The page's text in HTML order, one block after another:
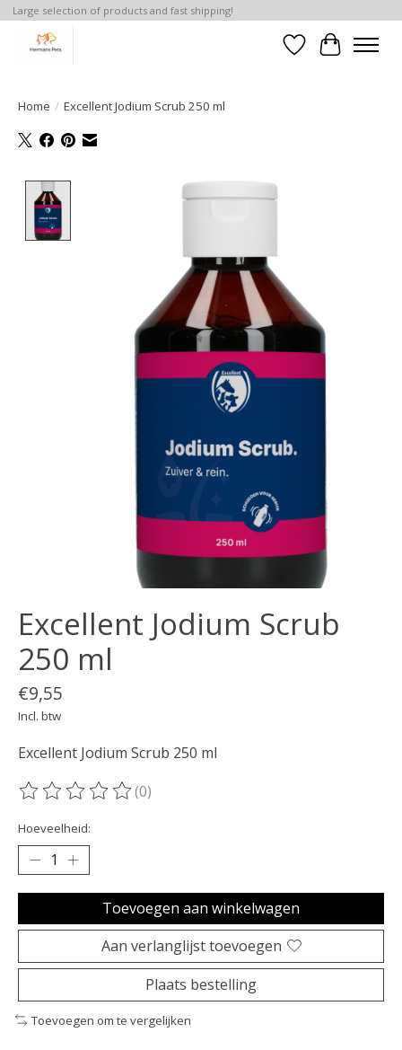
Large selection of products and fast shipping!
Verlanglijst
Home / Excellent Jodium Scrub 250 ml
Product image slideshow Items
Excellent Jodium Scrub
250 ml
€9,55
Incl. btw
Excellent Jodium Scrub 250 ml
De beoordeling van dit product is
(0)
Hoeveelheid:
Toevoegen aan winkelwagen
Aan verlanglijst toevoegen
Plaats bestelling
Toevoegen om te vergelijken